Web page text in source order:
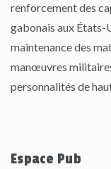
renforcement des
gabonais aux États-
maintenance des
manœuvres
personnalités de
Espace Pub